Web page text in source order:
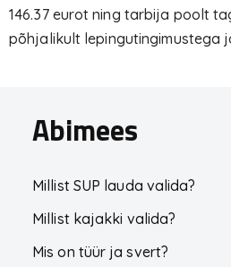
146.37 eurot ning tarbija poolt
põhjalikult lepingutingimustega
Abimees
Millist SUP lauda valida?
Millist kajakki valida?
Mis on tüür ja svert?